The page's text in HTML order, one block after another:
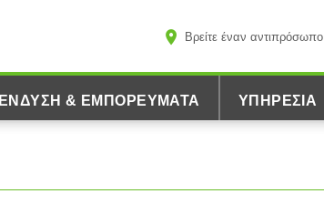
Βρείτε έναν αντιπρόσωπο
ΈΝΔΥΣΗ & ΕΜΠΟΡΕΎΜΑΤΑ ΥΠΗΡΕΣΊΑ